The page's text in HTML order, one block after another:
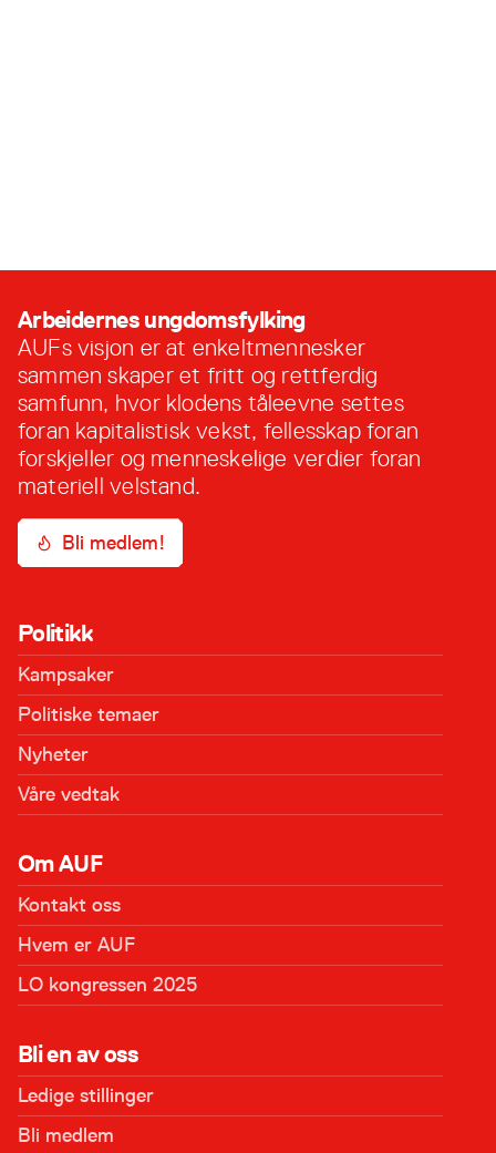
målområder Phillip Tandberg (Voss) Skule og
Arbeid Inger Christine Barane (Stord) …
Arbeidernes ungdomsfylking
AUFs visjon er at enkeltmennesker
sammen skaper et fritt og rettferdig
samfunn, hvor klodens tåleevne settes
foran kapitalistisk vekst, fellesskap foran
forskjeller og menneskelige verdier foran
materiell velstand.
Bli medlem!
Politikk
Kampsaker
Politiske temaer
Nyheter
Våre vedtak
Om AUF
Kontakt oss
Hvem er AUF
LO kongressen 2025
Bli en av oss
Ledige stillinger
Bli medlem